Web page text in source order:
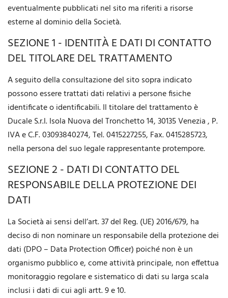
eventualmente pubblicati nel sito ma riferiti a risorse
esterne al dominio della Società.
SEZIONE 1 - IDENTITÀ E DATI DI CONTATTO
DEL TITOLARE DEL TRATTAMENTO
A seguito della consultazione del sito sopra indicato
possono essere trattati dati relativi a persone fisiche
identificate o identificabili. Il titolare del trattamento è
Ducale S.r.l. Isola Nuova del Tronchetto 14, 30135 Venezia , P.
IVA e C.F. 03093840274, Tel. 0415227255, Fax. 0415285723,
nella persona del suo legale rappresentante protempore.
SEZIONE 2 - DATI DI CONTATTO DEL
RESPONSABILE DELLA PROTEZIONE DEI
DATI
La Società ai sensi dell’art. 37 del Reg. (UE) 2016/679, ha
deciso di non nominare un responsabile della protezione dei
dati (DPO – Data Protection Officer) poiché non è un
organismo pubblico e, come attività principale, non effettua
monitoraggio regolare e sistematico di dati su larga scala
inclusi i dati di cui agli artt. 9 e 10.